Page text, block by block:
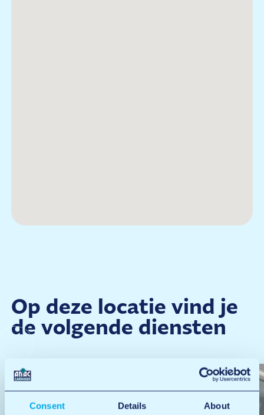
Consent Details About
Op deze locatie vind je
de volgende diensten